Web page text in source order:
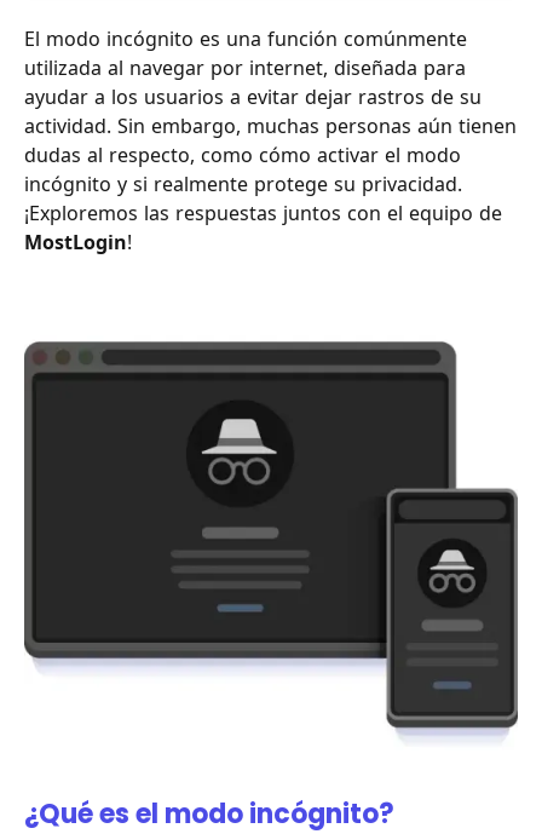
El modo incógnito es una función comúnmente
utilizada al navegar por internet, diseñada para
ayudar a los usuarios a evitar dejar rastros de su
actividad. Sin embargo, muchas personas aún tienen
dudas al respecto, como cómo activar el modo
incógnito y si realmente protege su privacidad.
¡Exploremos las respuestas juntos con el equipo de
MostLogin!
¿Qué es el modo incógnito?